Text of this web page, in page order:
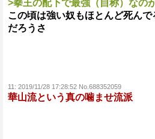
>拳王の配下で最強（自称）なの
この頃は強い奴もほとんど死ん
だろうさ
11: 2019/11/28 17:28:52 No.688352059
華山流という真の噛ませ流派